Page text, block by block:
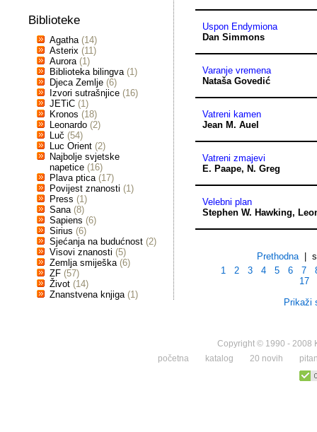
Biblioteke
Agatha (14)
Asterix (11)
Aurora (1)
Biblioteka bilingva (1)
Djeca Zemlje (6)
Izvori sutrašnjice (16)
JETiC (1)
Kronos (18)
Leonardo (2)
Luč (54)
Luc Orient (2)
Najbolje svjetske
napetice (16)
Plava ptica (17)
Povijest znanosti (1)
Press (1)
Sana (8)
Sapiens (6)
Sirius (6)
Sjećanja na budućnost (2)
Visovi znanosti (5)
Zemlja smiješka (6)
ZF (57)
Život (14)
Znanstvena knjiga (1)
Uspon Endymiona
Dan Simmons
Varanje vremena
Nataša Govedić
Vatreni kamen
Jean M. Auel
Vatreni zmajevi
E. Paape, N. Greg
Velebni plan
Stephen W. Hawking,
Prethodna|
1
2 3 4 5 6 7
17
Prikaži
Copyright © 1990 - 2008
početna
katalog 20 novih